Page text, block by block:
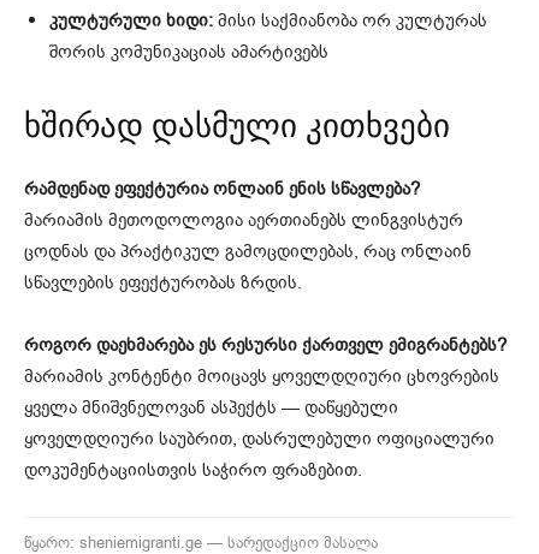
კულტურული ხიდი: მისი საქმიანობა ორ კულტურას
შორის კომუნიკაციას ამარტივებს
ხშირად დასმული კითხვები
რამდენად ეფექტურია ონლაინ ენის სწავლება?
მარიამის მეთოდოლოგია აერთიანებს ლინგვისტურ
ცოდნას და პრაქტიკულ გამოცდილებას, რაც ონლაინ
სწავლების ეფექტურობას ზრდის.
როგორ დაეხმარება ეს რესურსი ქართველ ემიგრანტებს?
მარიამის კონტენტი მოიცავს ყოველდღიური ცხოვრების
ყველა მნიშვნელოვან ასპექტს — დაწყებული
ყოველდღიური საუბრით, დასრულებული ოფიციალური
დოკუმენტაციისთვის საჭირო ფრაზებით.
წყარო: sheniemigranti.ge — სარედაქციო მასალა